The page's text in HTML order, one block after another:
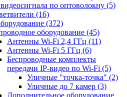
по оптоволокну (5)
(16)
(372)
оборудование (45)
Антенны Wi-Fi 2,4 ГГц (11)
Антенны Wi-Fi 5 ГГц (6)
Беспроводные комплекты
передачи IP-видео по Wi-Fi (5)
Уличные "точка-точка" (2)
Уличные до 7 камер (3)
Дополнительное оборудование